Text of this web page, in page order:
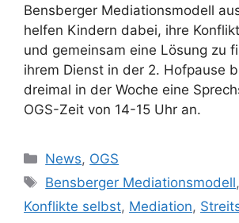
Bensberger Mediationsmodell
helfen Kindern dabei, ihre
und gemeinsam eine Lösung zu
ihrem Dienst in der 2. Hofpause
dreimal in der Woche eine
OGS-Zeit von 14-15 Uhr an.
Kategorien
News, OGS
Schlagwörter
Bensberger Mediationsmodell,
Konflikte selbst, Mediation,